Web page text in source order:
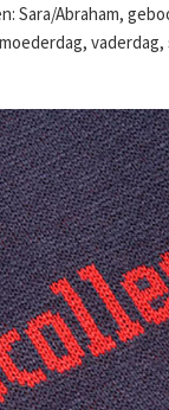
Sara/Abraham,
vaderdag,